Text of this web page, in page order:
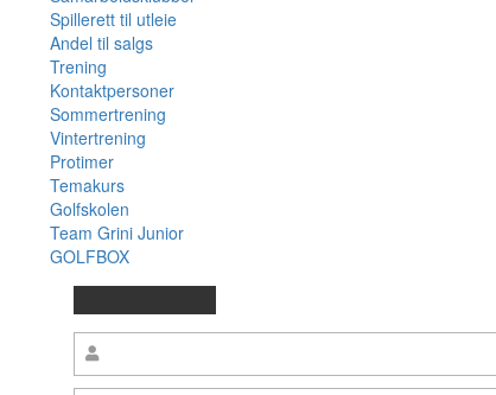
Spillerett til utleie
Andel til salgs
Trening
Kontaktpersoner
Sommertrening
Vintertrening
Protimer
Temakurs
Golfskolen
Team Grini Junior
GOLFBOX